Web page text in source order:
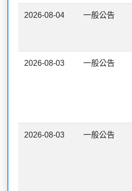
2026-08-04 一般公告
2026-08-03 一般公告
2026-08-03 一般公告